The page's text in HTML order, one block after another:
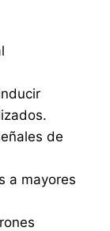
de
a mayores